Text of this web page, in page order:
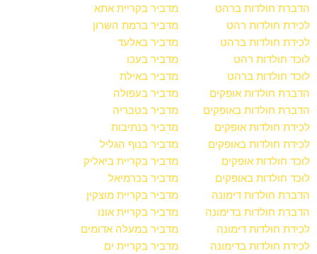
הדברת חולדות ברהט
לכידת חולדות רהט
לכידת חולדות ברהט
לוכד חולדות רהט
לוכד חולדות ברהט
הדברת חולדות אופקים
הדברת חולדות באופקים
לכידת חולדות אופקים
לכידת חולדות באופקים
לוכד חולדות אופקים
לוכד חולדות באופקים
הדברת חולדות דימונה
הדברת חולדות בדימונה
לכידת חולדות דימונה
לכידת חולדות בדימונה
מדביר בקריית אתא
מדביר ברמת השרון
מדביר באלעד
מדביר בעכו
מדביר באילת
מדביר בעפולה
מדביר בטבריה
מדביר בנתיבות
מדביר בנוף הגליל
מדביר בקריית ביאליק
מדביר בכרמיאל
מדביר בקריית מוצקין
מדביר בקריית אונו
מדביר במעלה אדומים
מדביר בקריית ים